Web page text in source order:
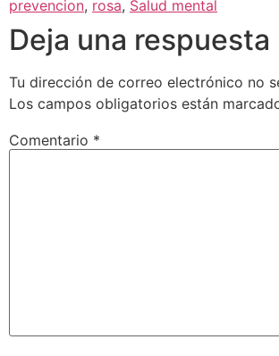
prevencion, rosa, Salud mental
Deja una respuesta
Tu dirección de correo electrónico no
Los campos obligatorios están
Comentario *